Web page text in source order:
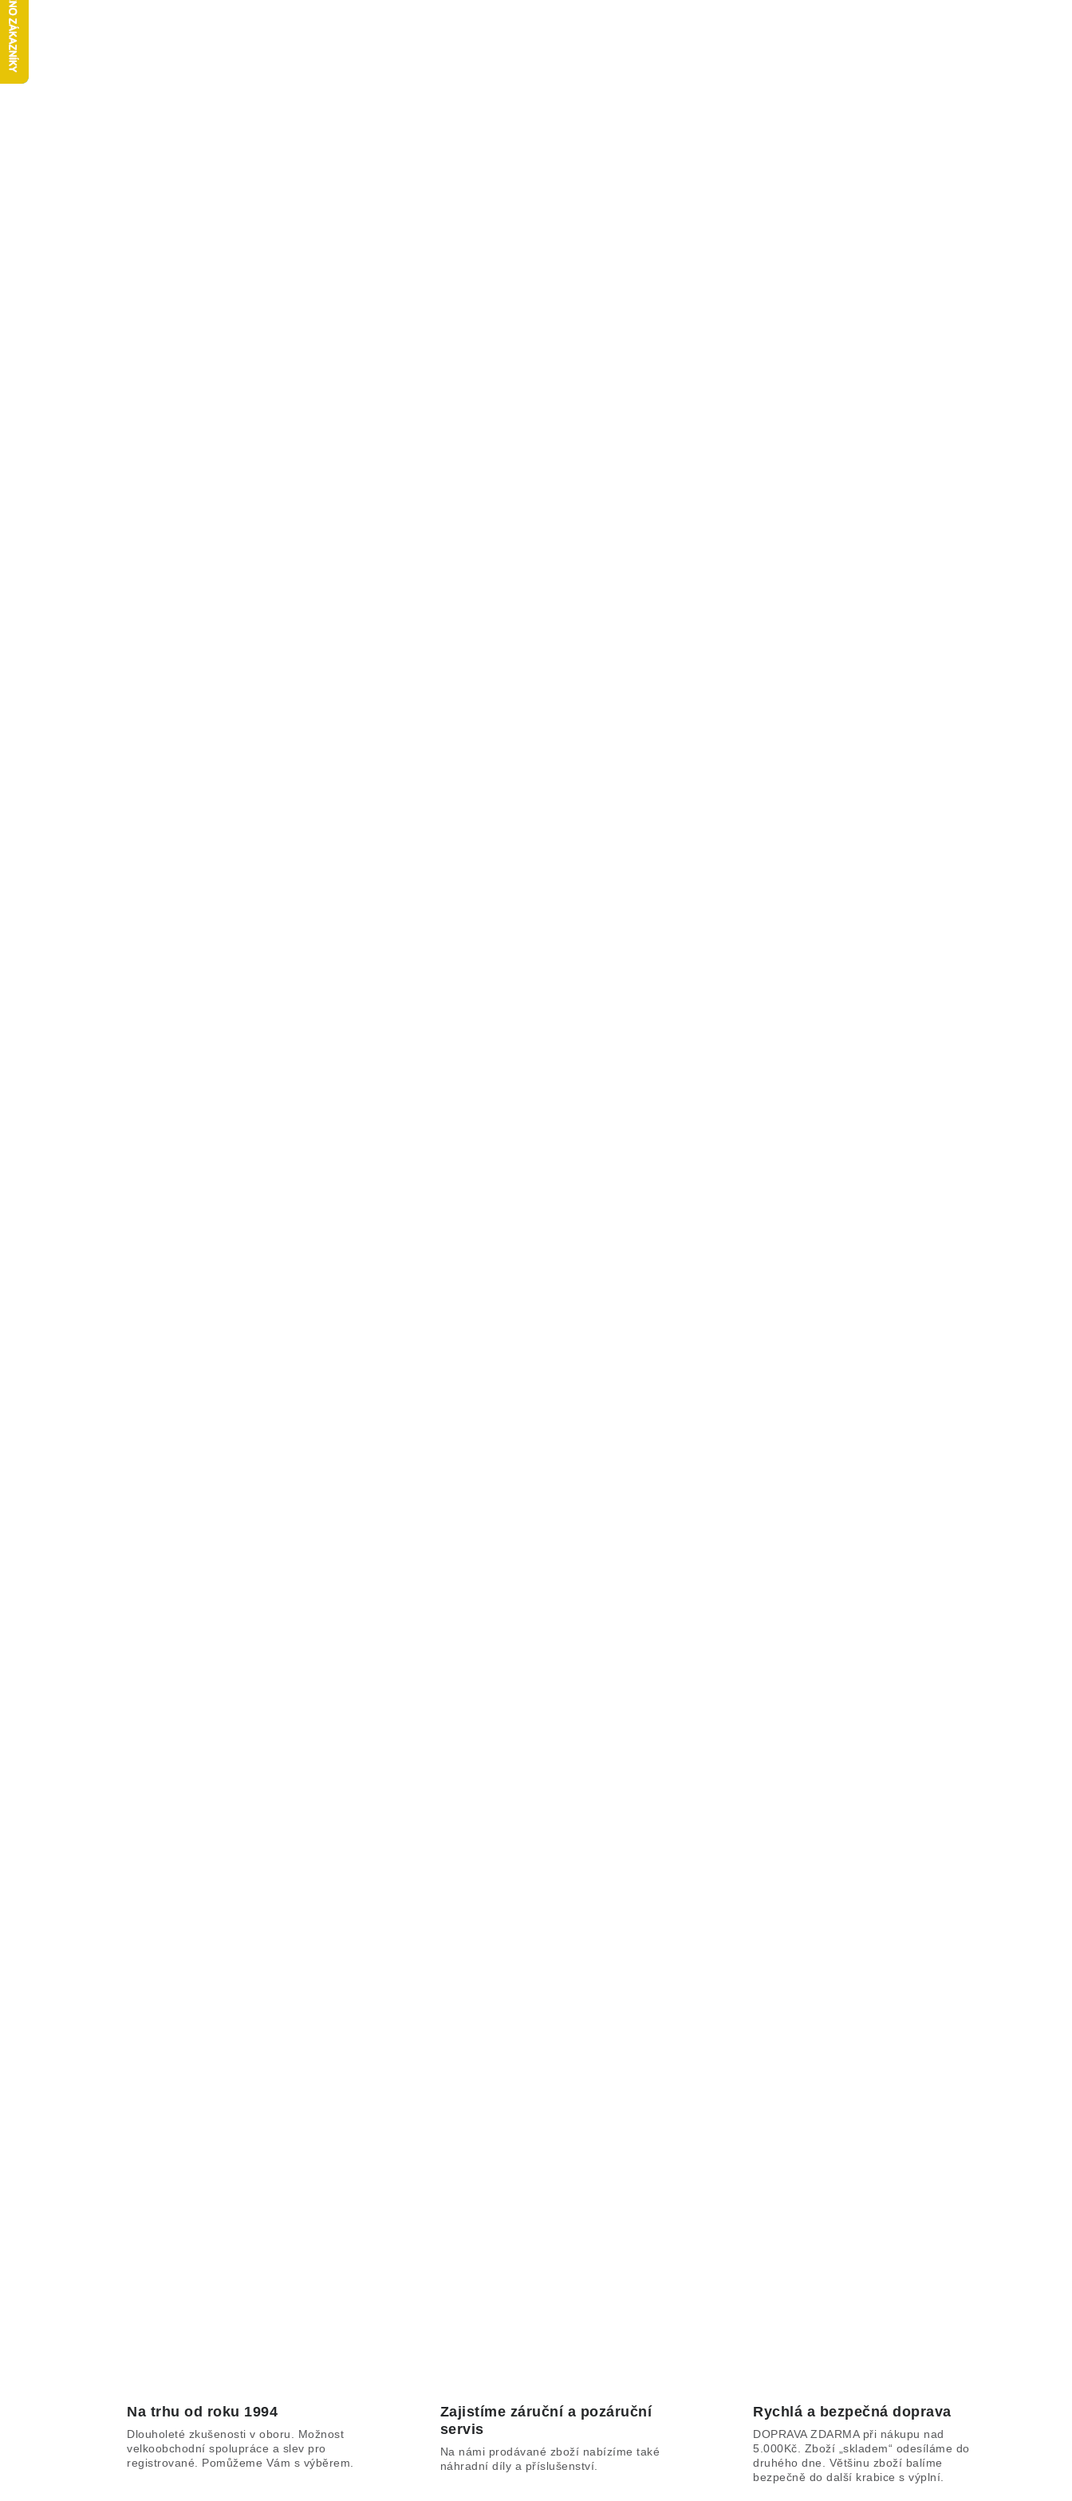
Na trhu od roku 1994
Dlouholeté zkušenosti v oboru. Možnost
velkoobchodní spolupráce a slev pro
registrované. Pomůžeme Vám s výběrem.
Zajistíme záruční a pozáruční
servis
Na námi prodávané zboží nabízíme také
náhradní díly a příslušenství.
Rychlá a bezpečná doprava
DOPRAVA ZDARMA při nákupu nad
5.000Kč. Zboží „skladem“ odesíláme do
druhého dne. Většinu zboží balíme
bezpečně do další krabice s výplní.